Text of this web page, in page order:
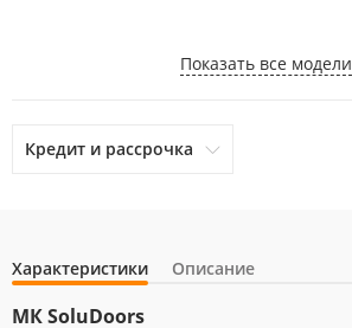
Показать все модели
Кредит и рассрочка
otpbank
Характеристики
МК SoluDoors
Описание